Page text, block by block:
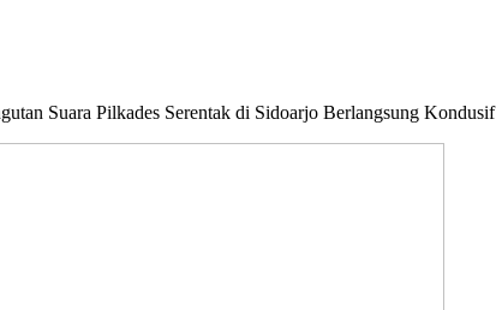
Suara Pilkades Serentak di Sidoarjo Berlangsung Kondusif